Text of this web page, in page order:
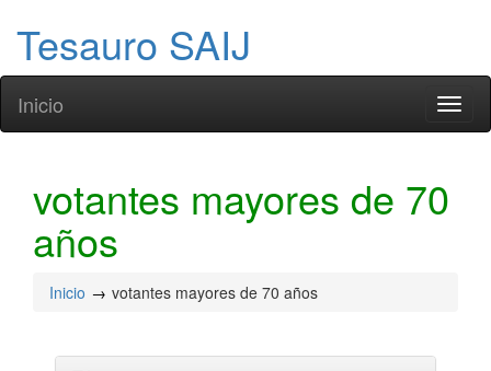
Tesauro SAIJ
Inicio
votantes mayores de 70
años
Inicio votantes mayores de 70 años